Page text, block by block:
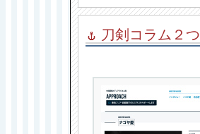
刀剣コラム２つ